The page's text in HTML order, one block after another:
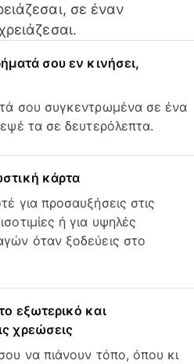
σε έναν
σου εν κινήσει,
σου συγκεντρωμένα σε ένα
τα σε δευτερόλεπτα.
κάρτα
για προσαυξήσεις στις
ή για υψηλές
όταν ξοδεύεις στο
εξωτερικό και
χρεώσεις
να πιάνουν τόπο, όπου κι